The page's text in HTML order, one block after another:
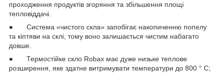
проходження продуктів згоряння та збільшення площі
тепловіддачі.
● Система «чистого скла» запобігає накопиченню попелу
та кіптяви на склі, тому воно залишається чистим набагато
довше.
● Термостійке скло Robax має дуже низьке теплове
розширення, яке здатне витримувати температури до 800 ° C;